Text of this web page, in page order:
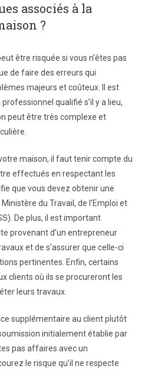
associés à la
?
être risquée si vous n’êtes pas
de faire des erreurs qui
majeurs et coûteux. Il est
qualifié s’il y a lieu,
peut être très complexe et
maison, il faut tenir compte du
effectués en respectant les
que vous devez obtenir une
du Travail, de l’Emploi et
De plus, il est important
provenant d’un entrepreneur
et de s’assurer que celle-ci
pertinentes. Enfin, certains
clients où ils se procureront les
leurs travaux.
supplémentaire au client plutôt
initialement établie par
pas affaires avec un
le risque qu’il ne respecte